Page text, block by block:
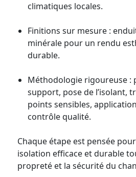
climatiques locales.
Finitions sur mesure :
minérale pour un rendu
durable.
Méthodologie rigoureuse :
support, pose de l’isolant,
points sensibles,
contrôle qualité.
Chaque étape est pensée
isolation efficace et durable
propreté et la sécurité du